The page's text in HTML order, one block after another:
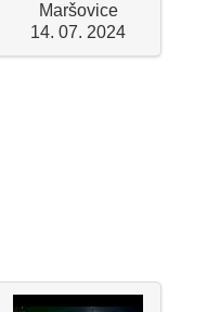
Maršovice
14. 07. 2024